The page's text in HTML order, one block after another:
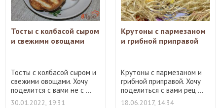
Тосты с колбасой сыром
и свежими овощами
Тосты с колбасой сыром и
свежими овощами. Хочу
поделится с вами не с ...
30.01.2022, 19:31
Крутоны с пармезаном
и грибной приправой
Крутоны с пармезаном и
грибной приправой. Хочу
поделиться с вами рец ...
18.06.2017, 14:34